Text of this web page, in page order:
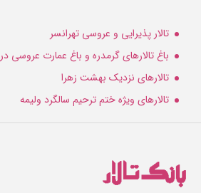
تالار پذیرایی و عروسی تهرانسر
باغ تالارهای گرمدره و باغ عمارت عروسی
تالارهای نزدیک بهشت زهرا
تالارهای ویژه ختم ترحیم سالگرد ولیمه